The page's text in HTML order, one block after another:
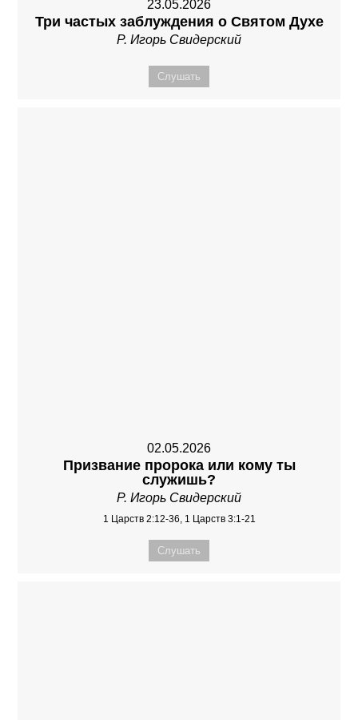
23.05.2026
Три частых заблуждения о Святом Духе
Р. Игорь Свидерский
Слушать
02.05.2026
Призвание пророка или кому ты
служишь?
Р. Игорь Свидерский
1 Царств 2:12-36, 1 Царств 3:1-21
Слушать